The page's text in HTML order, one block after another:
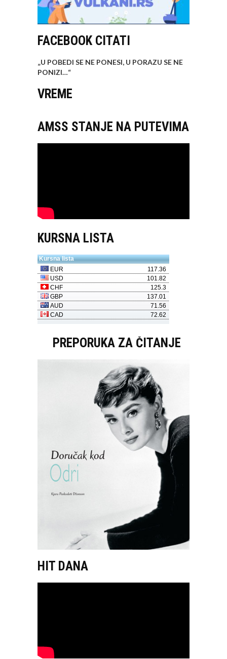
FACEBOOK CITATI
„U POBEDI SE NE PONESI, U PORAZU SE NE
PONIZI…“
VREME
AMSS STANJE NA PUTEVIMA
KURSNA LISTA
PREPORUKA ZA ČITANJE
HIT DANA